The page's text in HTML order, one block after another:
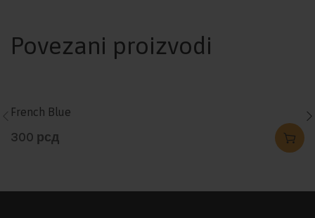
Povezani proizvodi
French Blue
300 рсд